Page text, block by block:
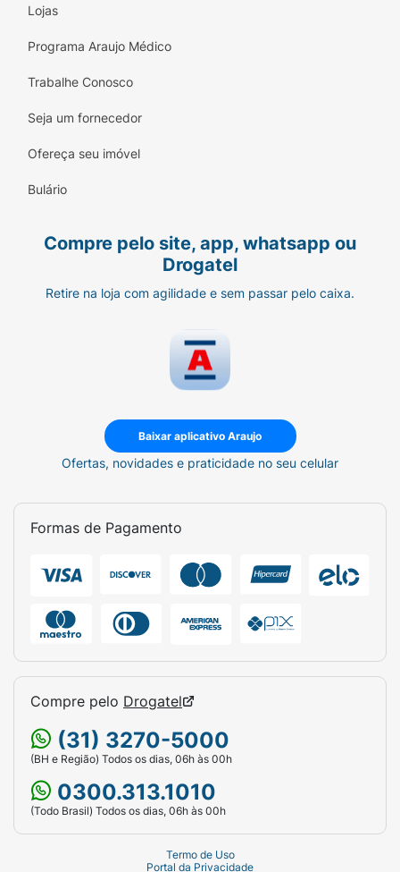
Lojas
Programa Araujo Médico
Trabalhe Conosco
Seja um fornecedor
Ofereça seu imóvel
Bulário
Compre pelo site, app, whatsapp ou
Drogatel
Retire na loja com agilidade e sem passar pelo caixa.
Baixar aplicativo Araujo
Ofertas, novidades e praticidade no seu celular
Formas de Pagamento
Compre pelo Drogatel
(31) 3270-5000
(BH e Região) Todos os dias, 06h às 00h
0300.313.1010
(Todo Brasil) Todos os dias, 06h às 00h
Termo de Uso
Portal da Privacidade